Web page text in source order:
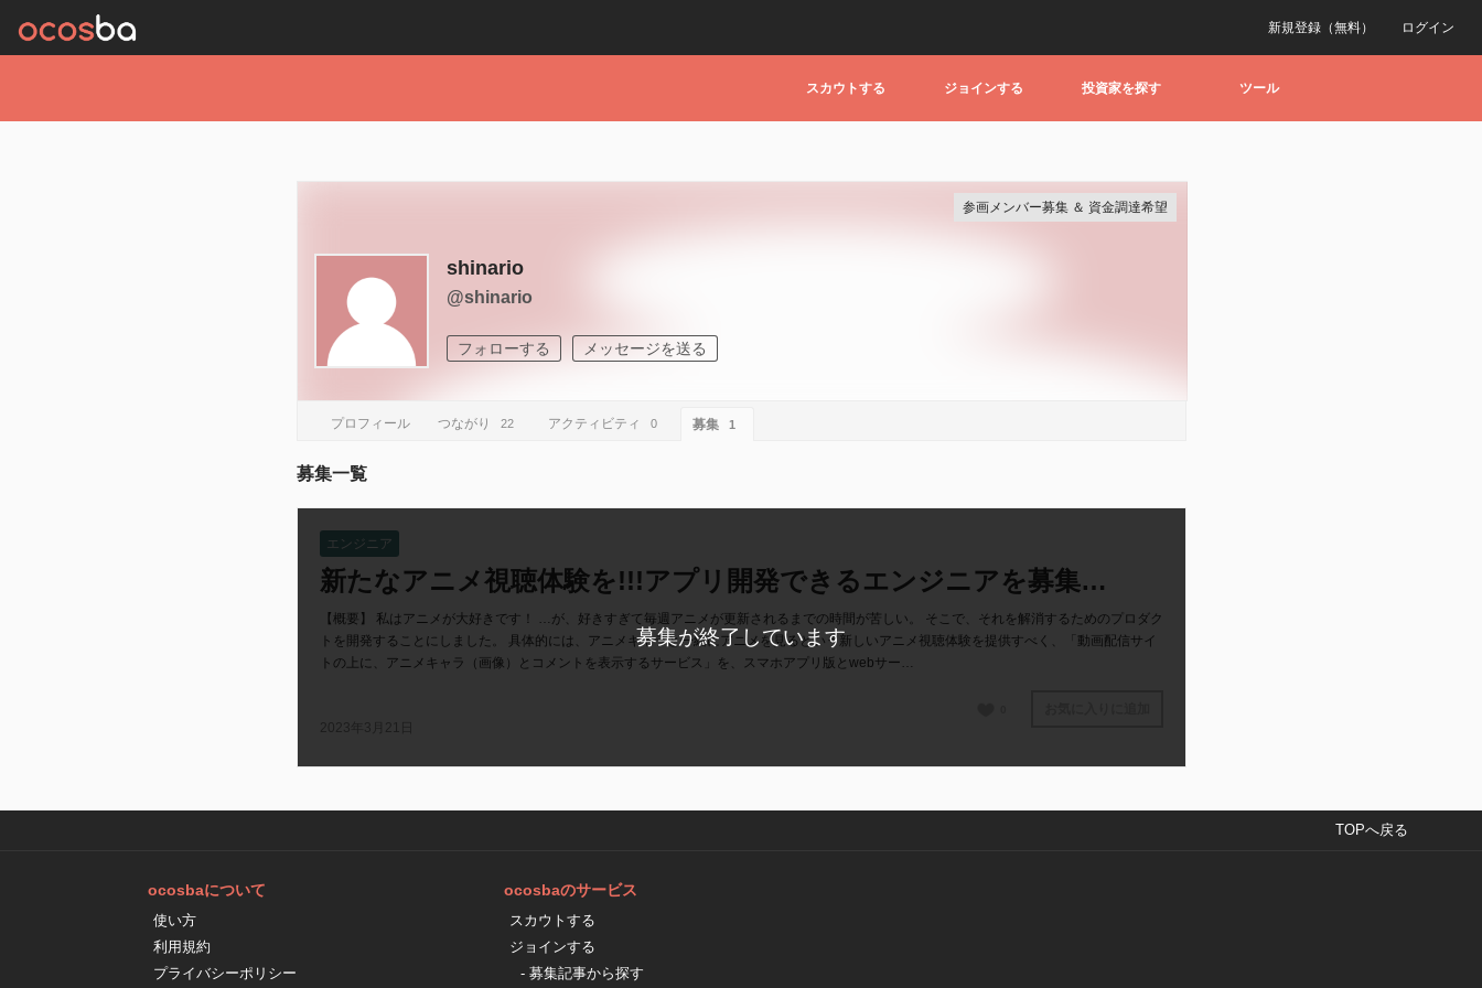
ログイン
新規登録（無料）
スカウトする ジョインする 投資家を探す ツール
参画メンバー募集 ＆ 資金調達希望
shinario
@shinario
フォローする メッセージを送る
プロフィール つながり 22 アクティビティ 0 募集 1
募集一覧
募集が終了しています
2023年3月21日
エンジニア
新たなアニメ視聴体験を!!!アプリ開発できるエンジニアを募集…
【概要】 私はアニメが大好きです！ …が、好きすぎて毎週アニメが更新されるまでの時間が苦しい。 そこで、それを解消するためのプロダク
トを開発することにしました。 具体的には、アニメキャラと一緒にアニメを見るという新しいアニメ視聴体験を提供すべく、「動画配信サイ
トの上に、アニメキャラ（画像）とコメントを表示するサービス」を、スマホアプリ版とwebサー…
TOPへ戻る
ocosbaについて
使い方
利用規約
プライバシーポリシー
ocosbaのサービス
スカウトする
ジョインする
- 募集記事から探す